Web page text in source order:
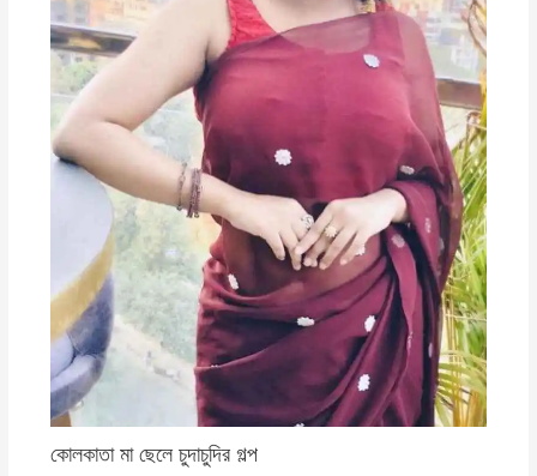
কোলকাতা মা ছেলে চুদাচুদির গল্প